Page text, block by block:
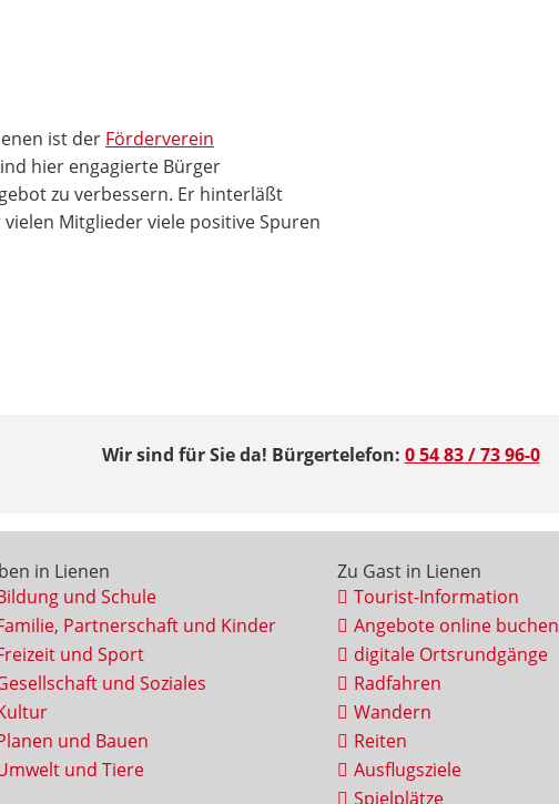
ist der Förderverein
hier engagierte Bürger
zu verbessern. Er hinterläßt
Mitglieder viele positive Spuren
Wir sind für Sie da! Bürgertelefon: 0 54 83 / 73 96-0
in Lienen
und Schule
Partnerschaft und Kinder
und Sport
und Soziales
und Bauen
und Tiere
Zu Gast in Lienen
Tourist-Information
Angebote online buchen
digitale Ortsrundgänge
Radfahren
Wandern
Reiten
Ausflugsziele
Spielplätze